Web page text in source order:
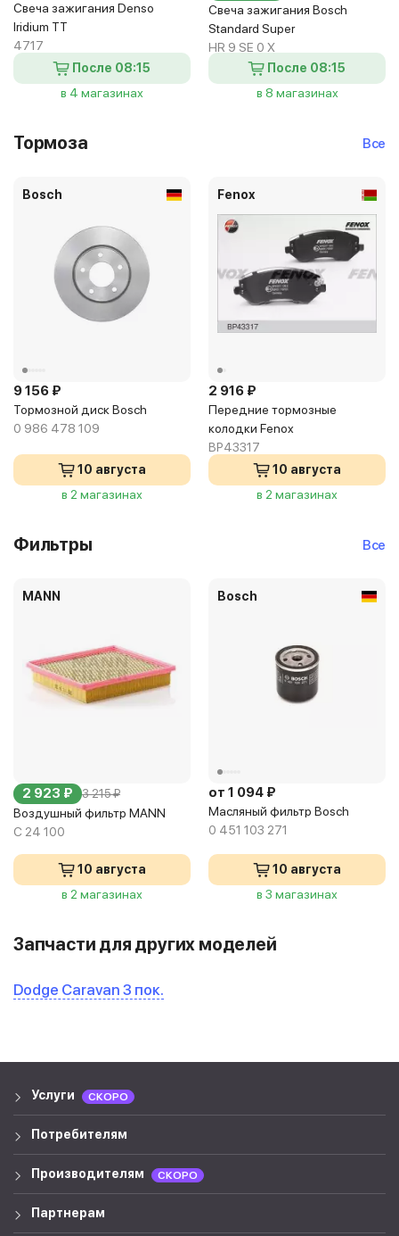
Свеча зажигания Denso
Iridium TT
4717
После 08:15
в 4 магазинах
Свеча зажигания Bosch
Standard Super
HR 9 SE 0 X
После 08:15
в 8 магазинах
Тормоза Все
Bosch
9 156 ₽
Тормозной диск Bosch
0 986 478 109
10 августа
в 2 магазинах
Fenox
2 916 ₽
Передние тормозные
колодки Fenox
BP43317
10 августа
в 2 магазинах
Фильтры Все
MANN
2 923 ₽ 3 215 ₽
Воздушный фильтр MANN
C 24 100
10 августа
в 2 магазинах
Bosch
от 1 094 ₽
Масляный фильтр Bosch
0 451 103 271
10 августа
в 3 магазинах
Запчасти для других моделей
Dodge Caravan 3 пок.
Услуги СКОРО
Потребителям
Производителям СКОРО
Партнерам